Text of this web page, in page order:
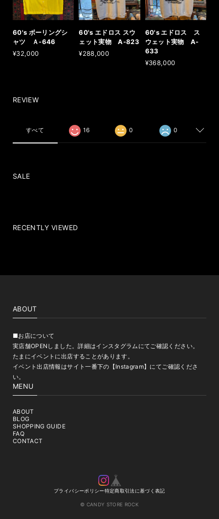
60's ボーリングシ
ャツ Ａ-646
¥32,000
60's エドロス スウ
ェット実物 A-823
¥288,000
60's エドロス ス
ウェット実物 A-
633
¥368,000
REVIEW
すべて 16 0 0
SALE
RECENTLY VIEWED
ABOUT
■お店について
実店舗OPENしました。詳細はインスタグラムにてご確認ください。
たまにイベントに出店することがあります。
イベント出店情報はサイト一番下の【Instagram】にてご確認くださ
い。
MENU
ABOUT
BLOG
SHOPPING GUIDE
FAQ
CONTACT
プライバシーポリシー特定商取引法に基づく表記
© CANDY STORE ROCK